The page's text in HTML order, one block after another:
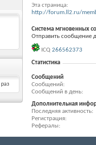
раз
Эта страница
http://forum.ll2.ru/
Система мгновенных
Отправить сообщение
ICQ 266562373
Статистика
Сообщений
Сообщений
Сообщений в день
Дополнительная
Последняя активность
Регистрация
Рефералы